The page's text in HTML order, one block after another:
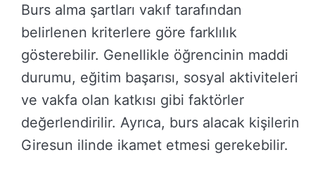
Burs alma şartları vakıf tarafından
belirlenen kriterlere göre farklılık
gösterebilir. Genellikle öğrencinin maddi
durumu, eğitim başarısı, sosyal aktiviteleri
ve vakfa olan katkısı gibi faktörler
değerlendirilir. Ayrıca, burs alacak kişilerin
Giresun ilinde ikamet etmesi gerekebilir.